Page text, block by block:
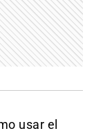
usar el